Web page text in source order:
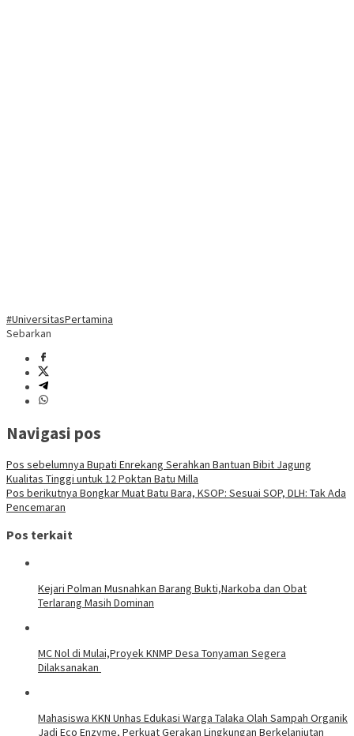
#UniversitasPertamina
Sebarkan
Navigasi pos
Pos sebelumnya Bupati Enrekang Serahkan Bantuan Bibit Jagung
Kualitas Tinggi untuk 12 Poktan Batu Milla
Pos berikutnya Bongkar Muat Batu Bara, KSOP: Sesuai SOP, DLH: Tak Ada
Pencemaran
Pos terkait
Kejari Polman Musnahkan Barang Bukti,Narkoba dan Obat
Terlarang Masih Dominan
MC Nol di Mulai,Proyek KNMP Desa Tonyaman Segera
Dilaksanakan
Mahasiswa KKN Unhas Edukasi Warga Talaka Olah Sampah Organik
Jadi Eco Enzyme, Perkuat Gerakan Lingkungan Berkelanjutan